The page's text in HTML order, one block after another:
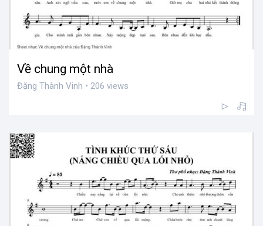
Về chung một nhà
Đặng Thành Vinh • 206 views